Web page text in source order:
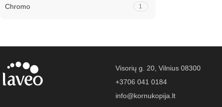
Chromo 1
Visorių g. 20, Vilnius 08300
+3706 041 0184
info@kornukopija.lt